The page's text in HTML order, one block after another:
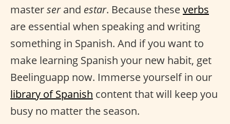
masterserand estar. Because theseverbs
are essential when speaking and writing
something in Spanish. And if you want to
make learning Spanish your new habit, get
Beelinguapp now. Immerse yourself in our
library of Spanish content that will keep you
busy no matter the season.